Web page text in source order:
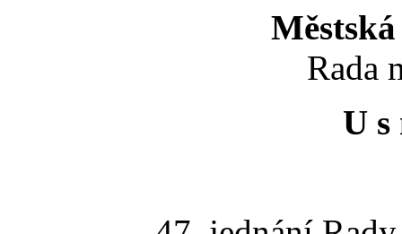
Rada
U s